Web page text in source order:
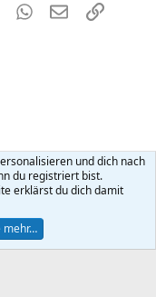
Tumblr WhatsApp
E-MailLink
Hilfe
R
Ltd.
und dich nach
du registriert bist.
erklärst du dich damit
mehr…